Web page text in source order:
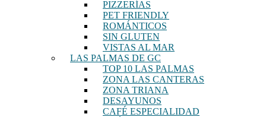
PIZZERÍAS
PET FRIENDLY
ROMÁNTICOS
SIN GLUTEN
VISTAS AL MAR
LAS PALMAS DE GC
TOP 10 LAS PALMAS
ZONA LAS CANTERAS
ZONA TRIANA
DESAYUNOS
CAFÉ ESPECIALIDAD